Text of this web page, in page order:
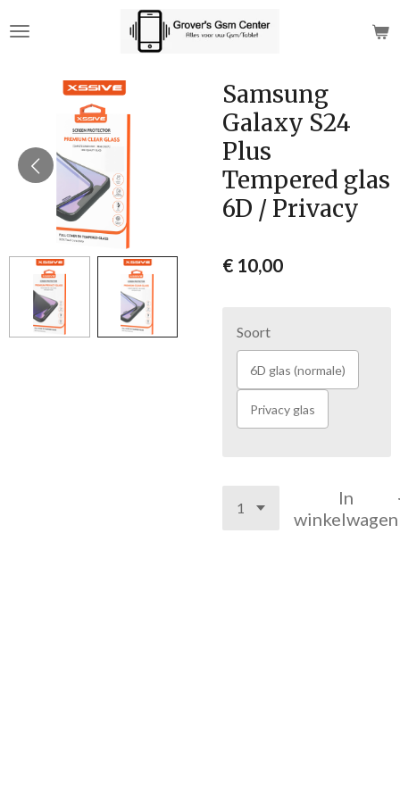
direct
hoofdinhoud
Samsung
Galaxy S24
Plus
Tempered glas
6D / Privacy
€ 10,00
Soort
6D glas (normale)
Privacy glas
In
winkelwagen